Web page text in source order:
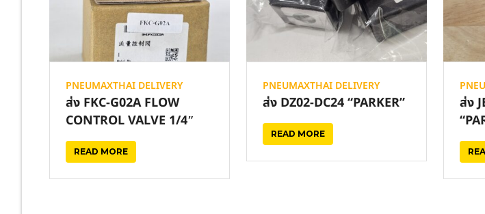
PNEUMAXTHAI DELIVERY
ส่ง FKC-G02A FLOW
CONTROL VALVE 1/4″
READ MORE
PNEUMAXTHAI DELIVERY
ส่ง DZ02-DC24 “PARKER”
READ MORE
ส่ง